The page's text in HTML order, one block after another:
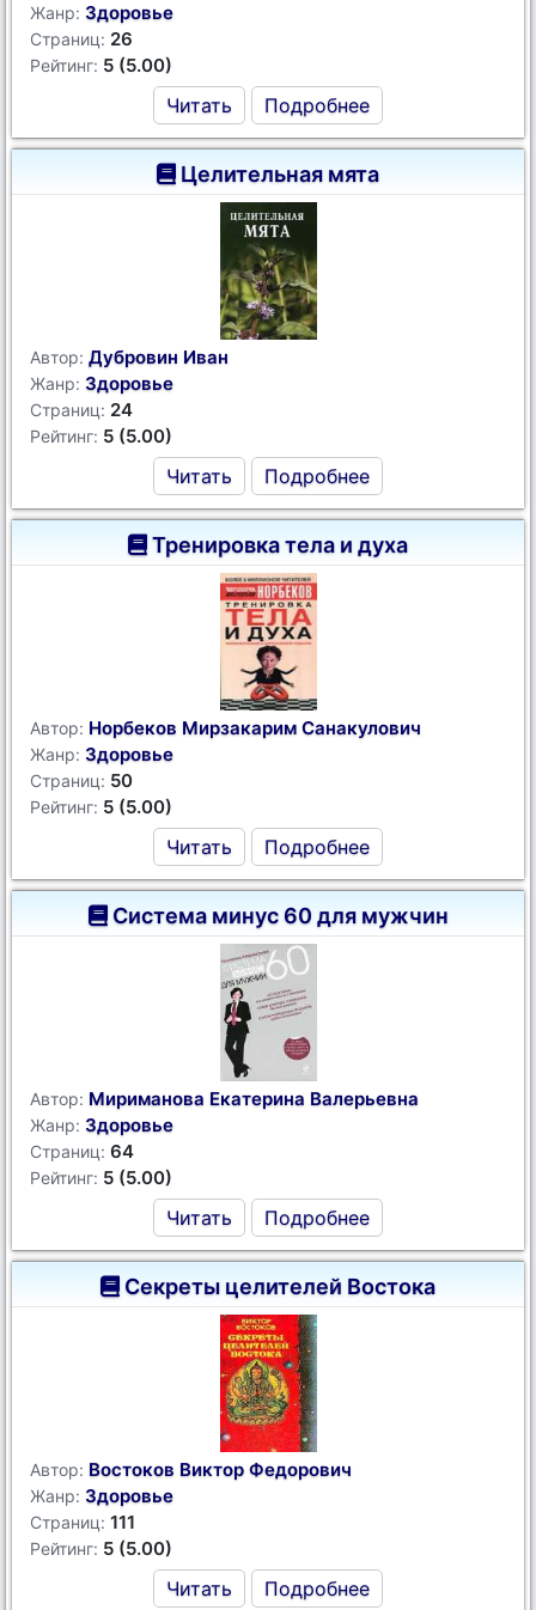
Жанр: Здоровье
Страниц: 26
Рейтинг: 5 (5.00)
Читать Подробнее
Целительная мята
Автор: Дубровин Иван
Жанр: Здоровье
Страниц: 24
Рейтинг: 5 (5.00)
Читать Подробнее
Тренировка тела и духа
Автор: Норбеков Мирзакарим Санакулович
Жанр: Здоровье
Страниц: 50
Рейтинг: 5 (5.00)
Читать Подробнее
Система минус 60 для мужчин
Автор: Мириманова Екатерина Валерьевна
Жанр: Здоровье
Страниц: 64
Рейтинг: 5 (5.00)
Читать Подробнее
Секреты целителей Востока
Автор: Востоков Виктор Федорович
Жанр: Здоровье
Страниц: 111
Рейтинг: 5 (5.00)
Читать Подробнее